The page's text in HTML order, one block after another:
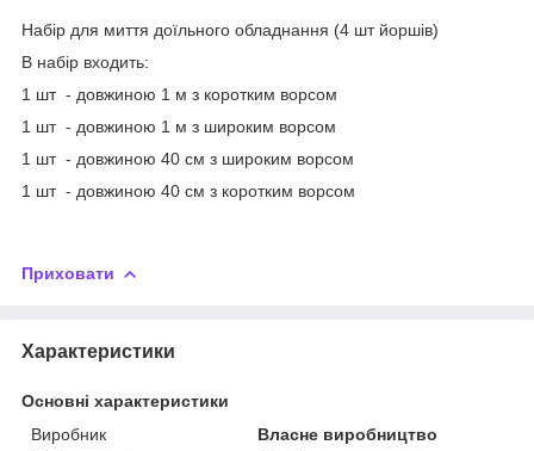
Набір для миття доїльного обладнання (4 шт йоршів)
В набір входить:
1 шт - довжиною 1 м з коротким ворсом
1 шт - довжиною 1 м з широким ворсом
1 шт - довжиною 40 см з широким ворсом
1 шт - довжиною 40 см з коротким ворсом
Приховати
Характеристики
Основні характеристики
Виробник
Власне виробництво